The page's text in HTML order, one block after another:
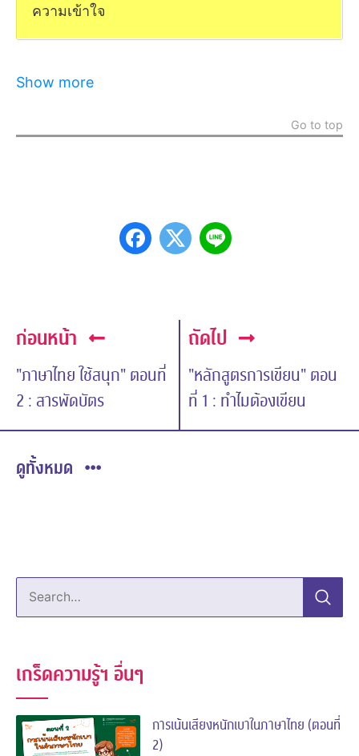
ความเข้าใจ
Show more
Go to top
ก่อนหน้า
"ภาษาไทย ใช้สนุก" ตอนที่
2 : สารพัดบัตร
ถัดไป
"หลักสูตรการเขียน" ตอน
ที่ 1 : ทำไมต้องเขียน
ดูทั้งหมด
Search…
เกร็ดความรู้ฯ อื่นๆ
การเน้นเสียงหนักเบาในภาษาไทย (ตอนที่
2)